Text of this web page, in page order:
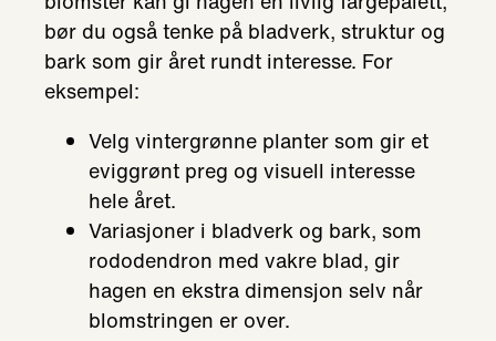
bør du også tenke på bladverk, struktur og
bark som gir året rundt interesse. For
eksempel:
Velg vintergrønne planter som gir et
eviggrønt preg og visuell interesse
hele året.
Variasjoner i bladverk og bark, som
rododendron med vakre blad, gir
hagen en ekstra dimensjon selv når
blomstringen er over.